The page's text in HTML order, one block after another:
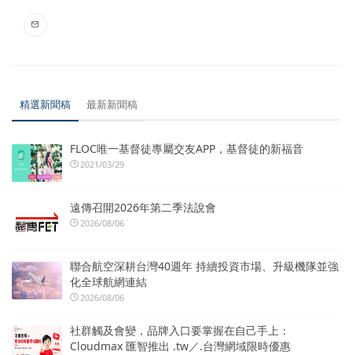
精選新聞稿 最新新聞稿
FLOC唯一基督徒專屬交友APP，基督徒的新福音
2021/03/29
遠傳召開2026年第二季法說會
2026/08/06
聯合航空深耕台灣40週年 持續投資市場、升級機隊並強
化全球航網連結
2026/08/06
社群觸及會變，品牌入口要掌握在自己手上：
Cloudmax 匯智推出 .tw／.台灣網域限時優惠